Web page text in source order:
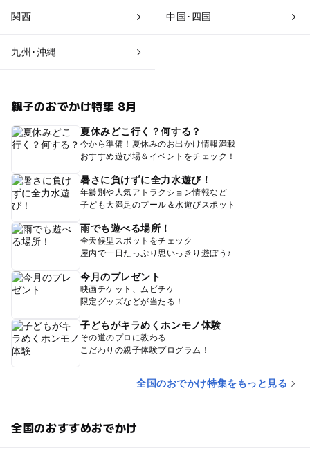
関西 中国･四国
九州･沖縄
親子のおでかけ特集 8月
夏休みどこ行く？何する？
今から準備！夏休みのお出かけ情報満載
おすすめ遊び場＆イベントをチェック！
暑さに負けずに全力水遊び！
年齢別や人気アトラクション情報など
子ども大満足のプール＆水遊びスポット
雨でも遊べる場所！
全天候型スポットをチェック
屋内で一日たっぷり思いっきり遊ぼう♪
今月のプレゼント
映画チケット、ムビチケ
限定グッズなどが当たる！
子どもがキラめくホンモノ体験
その道のプロに教わる
こだわりの親子体験プログラム！
全国のおでかけ特集をもっと見る
全国のおすすめおでかけ